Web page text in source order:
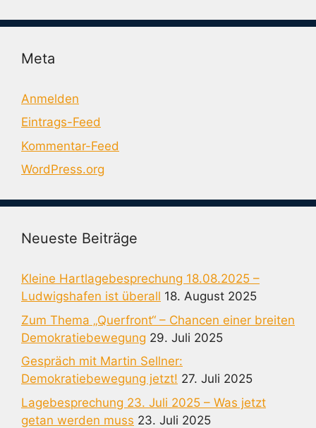
Meta
Anmelden
Eintrags-Feed
Kommentar-Feed
WordPress.org
Neueste Beiträge
Kleine Hartlagebesprechung 18.08.2025 –
Ludwigshafen ist überall 18. August 2025
Zum Thema „Querfront“ – Chancen einer breiten
Demokratiebewegung 29. Juli 2025
Gespräch mit Martin Sellner:
Demokratiebewegung jetzt! 27. Juli 2025
Lagebesprechung 23. Juli 2025 – Was jetzt
getan werden muss 23. Juli 2025